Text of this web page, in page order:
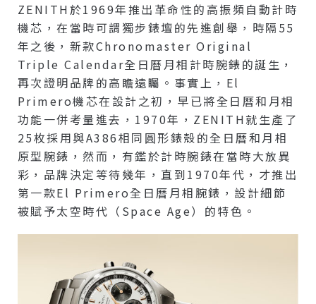
ZENITH於1969年推出革命性的高振頻自動計時
機芯，在當時可謂獨步錶壇的先進創舉，時隔55
年之後，新款Chronomaster Original
Triple Calendar全日曆月相計時腕錶的誕生，
再次證明品牌的高瞻遠矚。事實上，El
Primero機芯在設計之初，早已將全日曆和月相
功能一併考量進去，1970年，ZENITH就生產了
25枚採用與A386相同圓形錶殼的全日曆和月相
原型腕錶，然而，有鑑於計時腕錶在當時大放異
彩，品牌決定等待幾年，直到1970年代，才推出
第一款El Primero全日曆月相腕錶，設計細節
被賦予太空時代（Space Age）的特色。